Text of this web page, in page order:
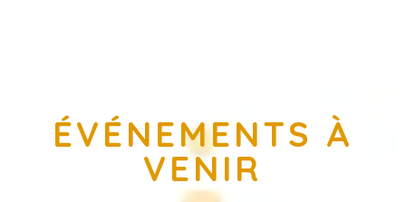
ÉVÉNEMENTS À
VENIR